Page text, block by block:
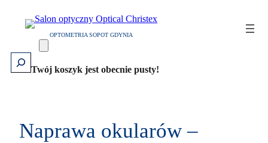
OPTOMETRIA SOPOT GDYNIA
Szukaj
Twój koszyk jest obecnie pusty!
Naprawa okularów –